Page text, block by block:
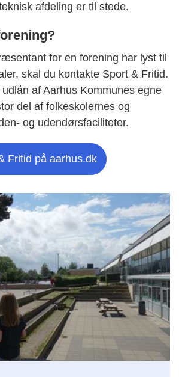
afdeling er til stede.
for en forening har lyst til
skal du kontakte Sport & Fritid.
af Aarhus Kommunes egne
del af folkeskolernes og
og udendørsfaciliteter.
Fritid på aarhus.dk